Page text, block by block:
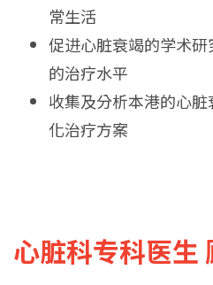
常生活
促进心脏衰竭的学术
的治疗水平
收集及分析本港的心
化治疗方案
心脏科专科医生